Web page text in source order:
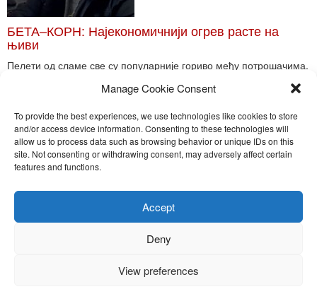
Manage Cookie Consent
To provide the best experiences, we use technologies like cookies to store
and/or access device information. Consenting to these technologies will
allow us to process data such as browsing behavior or unique IDs on this
site. Not consenting or withdrawing consent, may adversely affect certain
features and functions.
Accept
Deny
View preferences
БЕТА–КОРН: Најекономичнији огрев расте на
њиви
Пелети од сламе све су популарније гориво међу потрошачима.
Toggle
Nira Press d.o.o.
Sadržaj ovog sajta je zakonom zaštićena intelektualna svojina
kopiranje, objavljivanje celine ili delova bilo kog proizvoda NiraPress